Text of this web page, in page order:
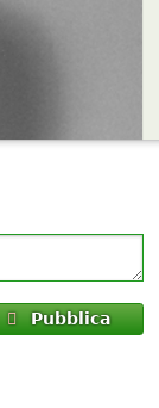
Pubblica